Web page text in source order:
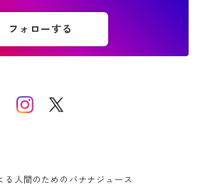
フォローする
人間のためのバナナジュース